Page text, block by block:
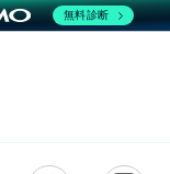
無料診断